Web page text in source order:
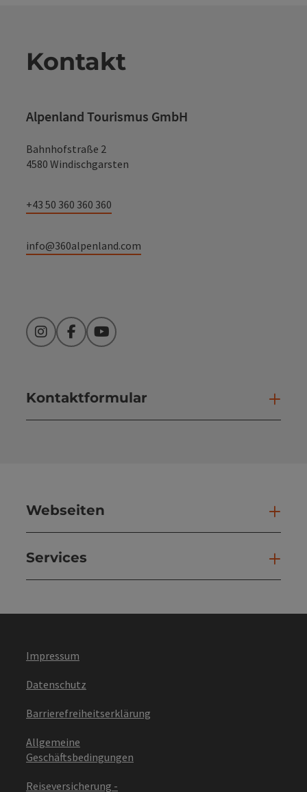
Kontakt
Alpenland Tourismus GmbH
Bahnhofstraße 2
4580 Windischgarsten
+43 50 360 360 360
info@360alpenland.com
InstagramFacebookYouTube
Kontaktformular
Webseiten
Services
Impressum
Datenschutz
Barrierefreiheitserklärung
Allgemeine
Geschäftsbedingungen
Reiseversicherung -